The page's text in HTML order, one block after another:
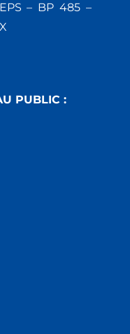
– BP 485 –
PUBLIC :